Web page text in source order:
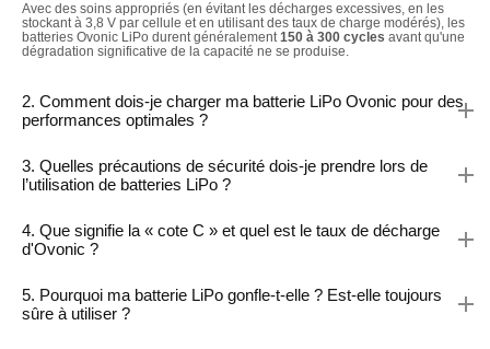
Avec des soins appropriés (en évitant les décharges excessives, en les
stockant à 3,8 V par cellule et en utilisant des taux de charge modérés), les
batteries Ovonic LiPo durent généralement150 à 300 cycles avant qu'une
dégradation significative de la capacité ne se produise.
2. Comment dois-je charger ma batterie LiPo Ovonic pour des
performances optimales ?
3. Quelles précautions de sécurité dois-je prendre lors de
l’utilisation de batteries LiPo ?
4. Que signifie la « cote C » et quel est le taux de décharge
d'Ovonic ?
5. Pourquoi ma batterie LiPo gonfle-t-elle ? Est-elle toujours
sûre à utiliser ?